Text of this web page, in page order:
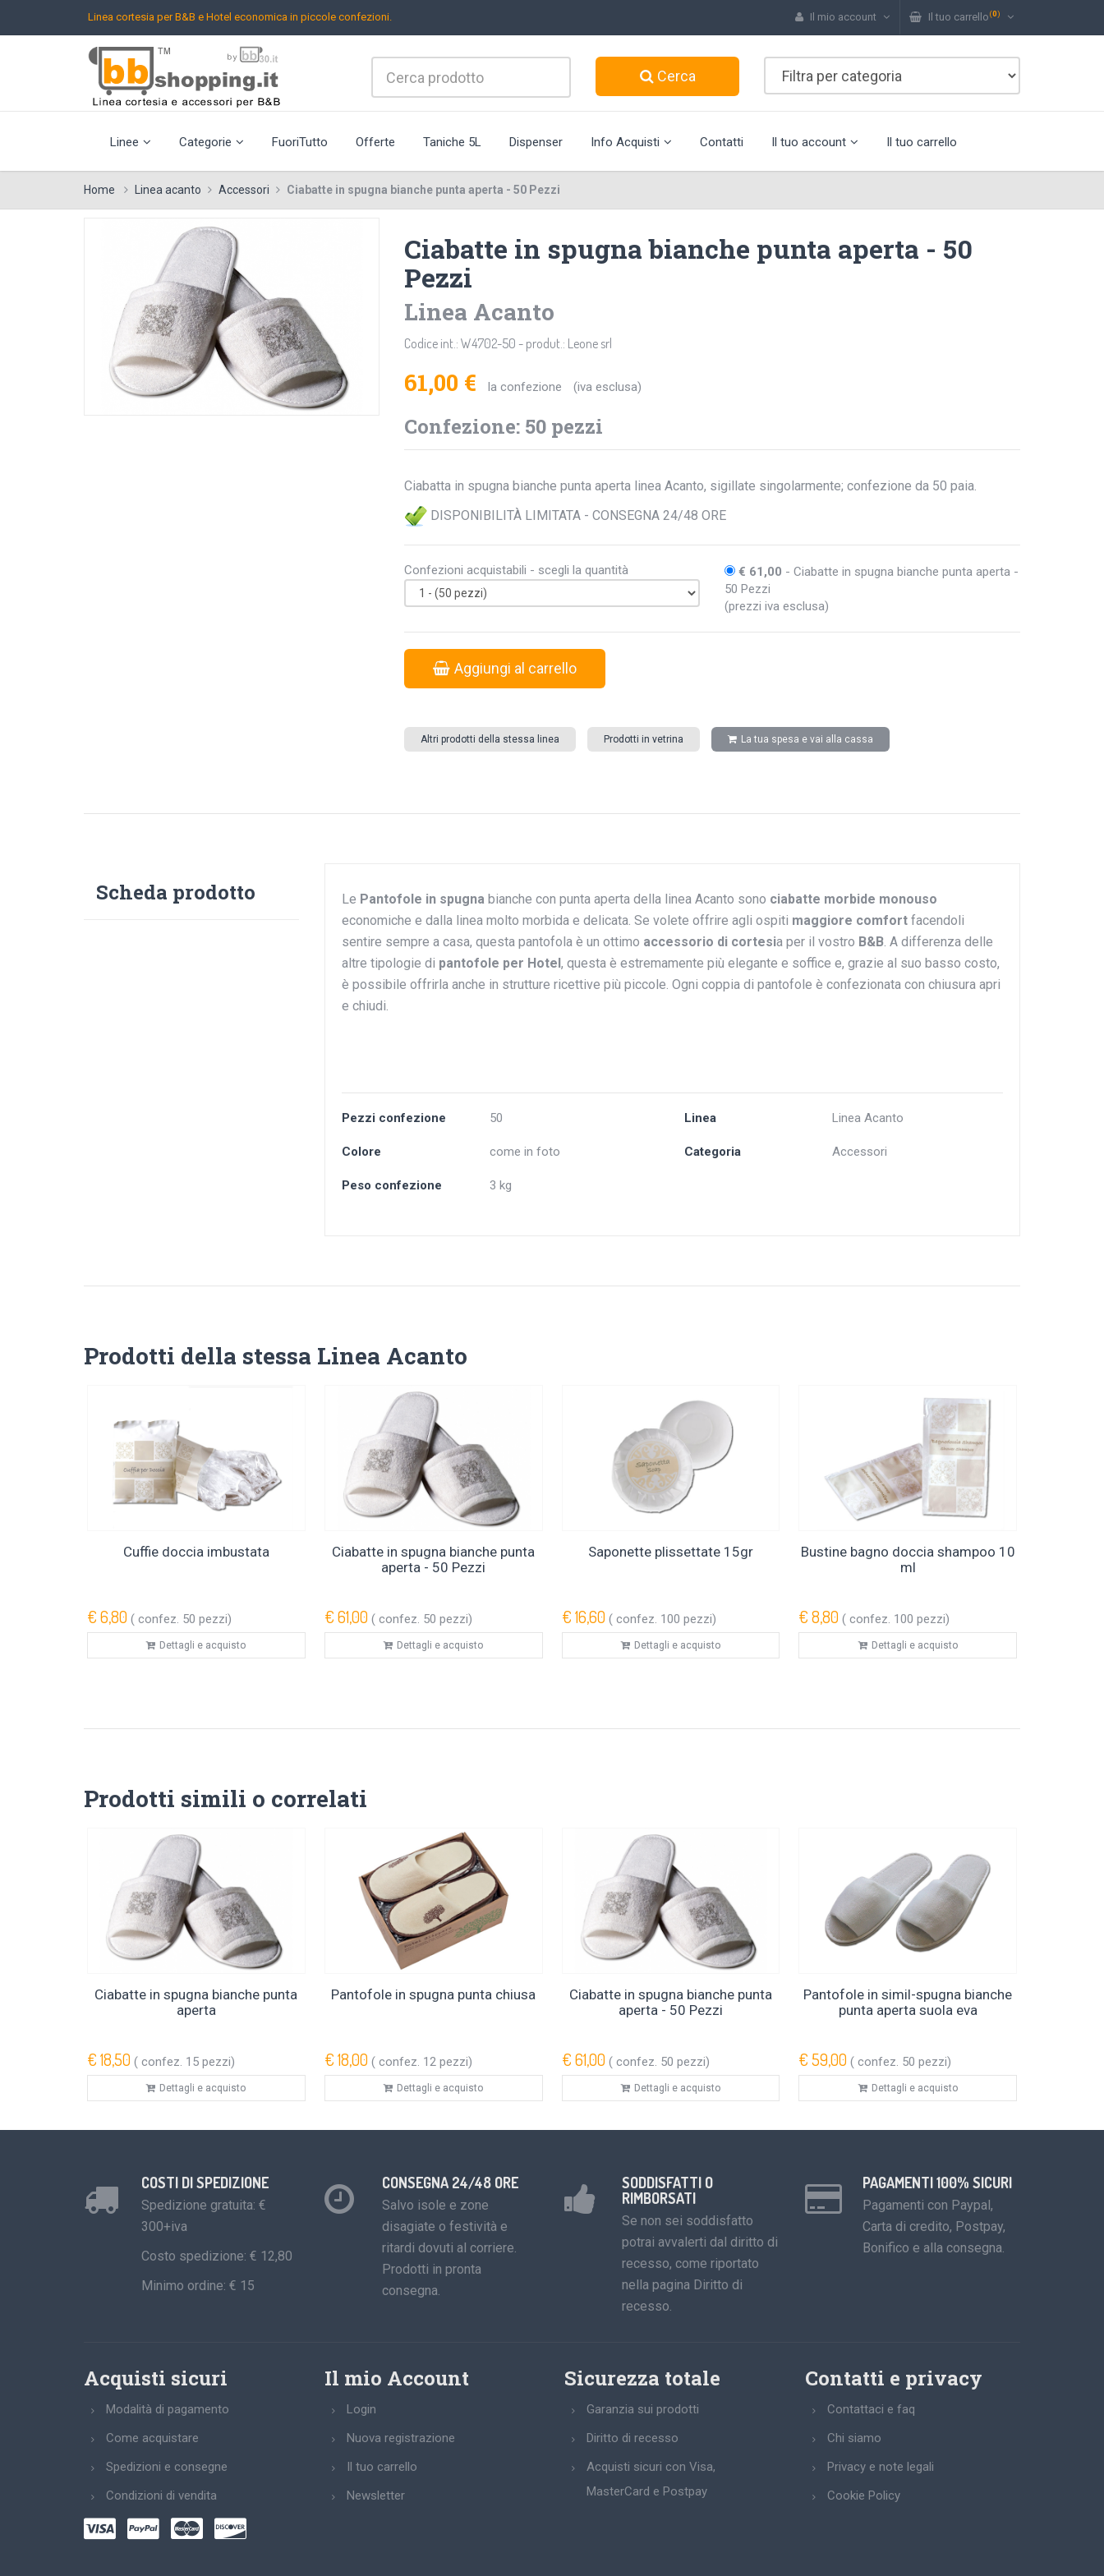
Linea cortesia per B&B e Hotel economica in piccole confezioni. Il mio account Il tuo carrello(0)
Cerca
Linee Categorie FuoriTutto Offerte Taniche 5L Dispenser Info Acquisti Contatti Il tuo account Il tuo carrello
Home Linea acanto Accessori Ciabatte in spugna bianche punta aperta - 50 Pezzi
Ciabatte in spugna bianche punta aperta - 50
Pezzi
Linea Acanto
Codice int.: W4702-50 - produt.: Leone srl
61,00 € la confezione (iva esclusa)
Confezione: 50 pezzi
Ciabatta in spugna bianche punta aperta linea Acanto, sigillate singolarmente; confezione da 50 paia.
DISPONIBILITÀ LIMITATA - CONSEGNA 24/48 ORE
Confezioni acquistabili - scegli la quantità € 61,00 - Ciabatte in spugna bianche punta aperta -
50 Pezzi
(prezzi iva esclusa)
Aggiungi al carrello
Altri prodotti della stessa linea Prodotti in vetrina La tua spesa e vai alla cassa
Scheda prodotto Le Pantofole in spugna bianche con punta aperta della linea Acanto sono ciabatte morbide monouso
economiche e dalla linea molto morbida e delicata. Se volete offrire agli ospiti maggiore comfortfacendoli
sentire sempre a casa, questa pantofola è un ottimo accessorio di cortesia per il vostro B&B. A differenza delle
altre tipologie di pantofole per Hotel, questa è estremamente più elegante e soffice e, grazie al suo basso costo,
è possibile offrirla anche in strutture ricettive più piccole. Ogni coppia di pantofole è confezionata con chiusura apri
e chiudi.
Pezzi confezione 50
Colore come in foto
Peso confezione 3 kg
Linea Linea Acanto
Categoria Accessori
Prodotti della stessa Linea Acanto
Cuffie doccia imbustata
€ 6,80 ( confez. 50 pezzi)
Dettagli e acquisto
Ciabatte in spugna bianche punta
aperta - 50 Pezzi
€ 61,00 ( confez. 50 pezzi)
Dettagli e acquisto
Saponette plissettate 15gr
€ 16,60 ( confez. 100 pezzi)
Dettagli e acquisto
Bustine bagno doccia shampoo 10
ml
€ 8,80 ( confez. 100 pezzi)
Dettagli e acquisto
Prodotti simili o correlati
Ciabatte in spugna bianche punta
aperta
€ 18,50 ( confez. 15 pezzi)
Dettagli e acquisto
Pantofole in spugna punta chiusa
€ 18,00 ( confez. 12 pezzi)
Dettagli e acquisto
Ciabatte in spugna bianche punta
aperta - 50 Pezzi
€ 61,00 ( confez. 50 pezzi)
Dettagli e acquisto
Pantofole in simil-spugna bianche
punta aperta suola eva
€ 59,00 ( confez. 50 pezzi)
Dettagli e acquisto
COSTI DI SPEDIZIONE
Spedizione gratuita: €
300+iva
Costo spedizione: € 12,80
Minimo ordine: € 15
CONSEGNA 24/48 ORE
Salvo isole e zone
disagiate o festività e
ritardi dovuti al corriere.
Prodotti in pronta
consegna.
SODDISFATTI O
RIMBORSATI
Se non sei soddisfatto
potrai avvalerti dal diritto di
recesso, come riportato
nella pagina Diritto di
recesso.
PAGAMENTI 100% SICURI
Pagamenti con Paypal,
Carta di credito, Postpay,
Bonifico e alla consegna.
Acquisti sicuri
Modalità di pagamento
Come acquistare
Spedizioni e consegne
Condizioni di vendita
Il mio Account
Login
Nuova registrazione
Il tuo carrello
Newsletter
Sicurezza totale
Garanzia sui prodotti
Diritto di recesso
Acquisti sicuri con Visa,
MasterCard e Postpay
Contatti e privacy
Contattaci e faq
Chi siamo
Privacy e note legali
Cookie Policy